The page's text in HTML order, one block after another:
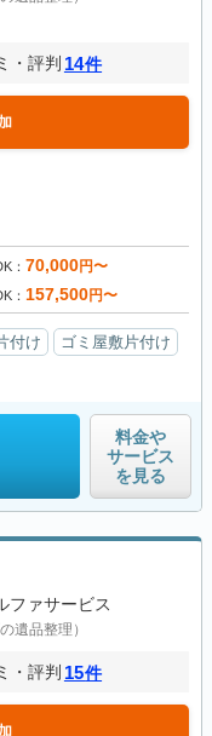
・評判 14件
70,000円〜
157,500円〜
付け
ゴミ屋敷片付け
料金や
サービス
を見る
ファサービス
遺品整理）
・評判 15件